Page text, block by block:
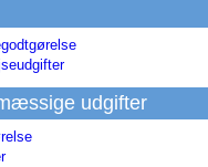
udgifter